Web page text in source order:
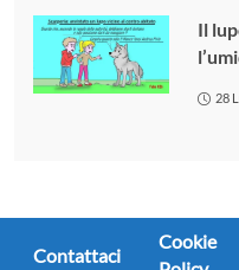
Il
28
Contattaci
Cookie